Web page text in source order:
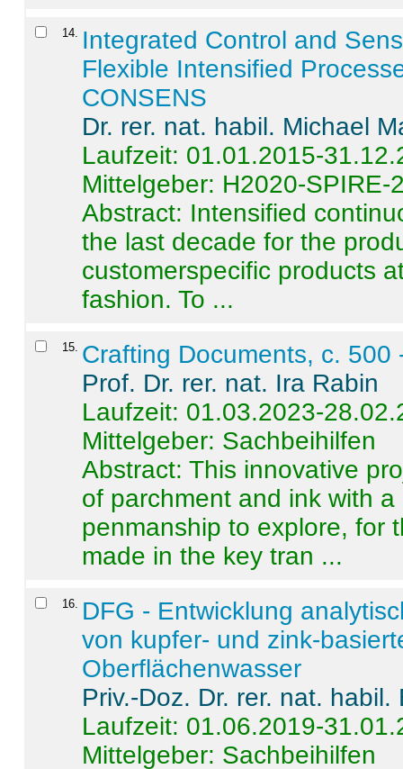
14
Integrated Control and
Flexible Intensified
CONSENS
Dr. rer. nat. habil. Michael
Laufzeit: 01.01.2015-
Mittelgeber: H2020-SPIRE-
Abstract: Intensified
the last decade for the
customerspecific products
fashion. To ...
15 Crafting Documents, c. 500
Prof. Dr. rer. nat. Ira Rabin
Laufzeit: 01.03.2023-
Mittelgeber: Sachbeihilfen
Abstract:This innovative
of parchment and ink with
penmanship to explore, for
made in the key tran ...
16
DFG - Entwicklung
von kupfer- und zink-
Oberflächenwasser
Priv.-Doz. Dr. rer. nat.
Laufzeit: 01.06.2019-
Mittelgeber: Sachbeihilfen